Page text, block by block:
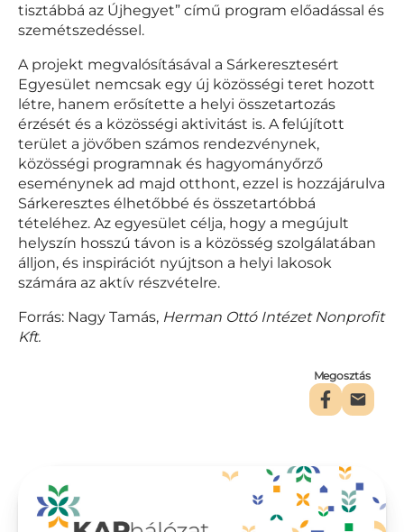
tisztábbá az Újhegyet” című program előadással és
szemétszedéssel.
A projekt megvalósításával a Sárkeresztesért
Egyesület nemcsak egy új közösségi teret hozott
létre, hanem erősítette a helyi összetartozás
érzését és a közösségi aktivitást is. A felújított
terület a jövőben számos rendezvénynek,
közösségi programnak és hagyományőrző
eseménynek ad majd otthont, ezzel is hozzájárulva
Sárkeresztes élhetőbbé és összetartóbbá
tételéhez. Az egyesület célja, hogy a megújult
helyszín hosszú távon is a közösség szolgálatában
álljon, és inspirációt nyújtson a helyi lakosok
számára az aktív részvételre.
Forrás: Nagy Tamás, Herman Ottó Intézet Nonprofit
Kft.
Megosztás